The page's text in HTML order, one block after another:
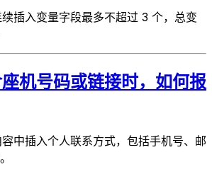
插入变量字段最多不超过 3 个，总变
机号码或链接时，如何报
中插入个人联系方式，包括手机号、邮